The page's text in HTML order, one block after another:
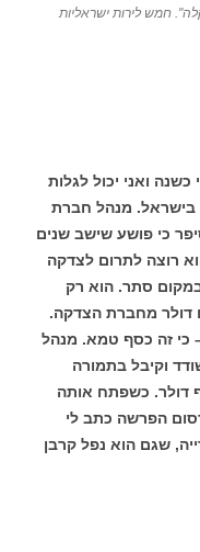
חמש לירות ישראליות
ואני יכול לגלות
בישראל. מנהל חברת
כי פושע שישב שנים
רוצה לתרום לצדקה
סתר. הוא רק
דולר מחברת הצדקה.
כי זה כסף טמא. מנהל
וקיבל בתמורה
דולר. כשפתח אותה
הפרשה כתב לי
שגם הוא נפל קרבן